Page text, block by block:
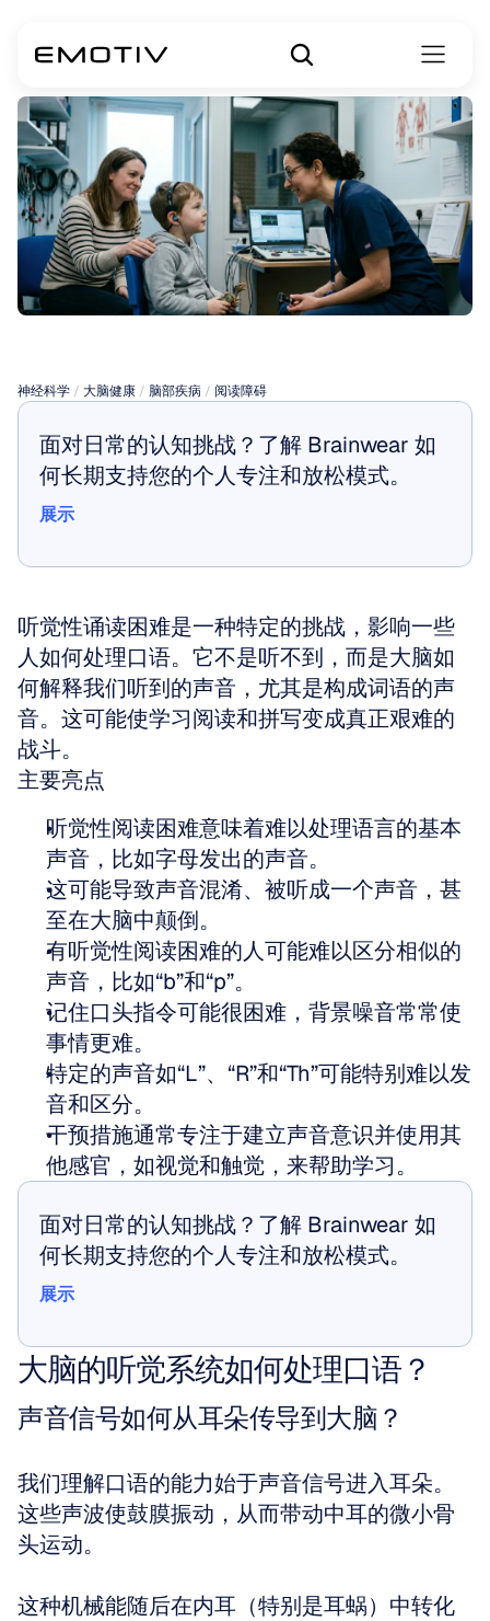
神经科学 / 大脑健康 / 脑部疾病 / 阅读障碍
面对日常的认知挑战？了解 Brainwear 如
何长期支持您的个人专注和放松模式。
展示
听觉性诵读困难是一种特定的挑战，影响一些
人如何处理口语。它不是听不到，而是大脑如
何解释我们听到的声音，尤其是构成词语的声
音。这可能使学习阅读和拼写变成真正艰难的
战斗。
主要亮点
听觉性阅读困难意味着难以处理语言的基本
声音，比如字母发出的声音。
这可能导致声音混淆、被听成一个声音，甚
至在大脑中颠倒。
有听觉性阅读困难的人可能难以区分相似的
声音，比如“b”和“p”。
记住口头指令可能很困难，背景噪音常常使
事情更难。
特定的声音如“L”、“R”和“Th”可能特别难以发
音和区分。
干预措施通常专注于建立声音意识并使用其
他感官，如视觉和触觉，来帮助学习。
面对日常的认知挑战？了解 Brainwear 如
何长期支持您的个人专注和放松模式。
展示
大脑的听觉系统如何处理口语？
声音信号如何从耳朵传导到大脑？
我们理解口语的能力始于声音信号进入耳朵。
这些声波使鼓膜振动，从而带动中耳的微小骨
头运动。
这种机械能随后在内耳（特别是耳蜗）中转化